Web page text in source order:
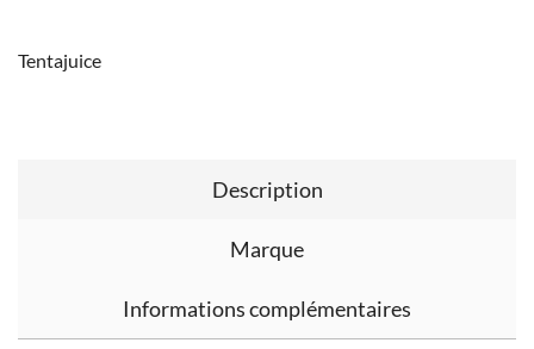
Tentajuice
Description
Marque
Informations complémentaires